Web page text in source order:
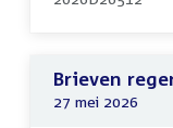
Brieven
27 mei 2026